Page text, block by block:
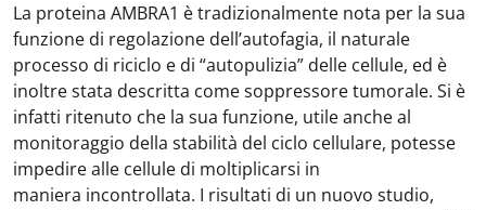
La proteina AMBRA1 è tradizionalmente nota per la sua
funzione di regolazione dell’autofagia, il naturale
processo di riciclo e di “autopulizia” delle cellule, ed è
inoltre stata descritta come soppressore tumorale. Si è
infatti ritenuto che la sua funzione, utile anche al
monitoraggio della stabilità del ciclo cellulare, potesse
impedire alle cellule di moltiplicarsi in
maniera incontrollata. I risultati di un nuovo studio,